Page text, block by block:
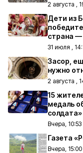
2 августа ,
Дети из
страна —
31 июля ,
Засор,
нужно
2 августа ,
15
медаль
солдата»
Вчера, 10:53
Газета
Вчера, 15:00